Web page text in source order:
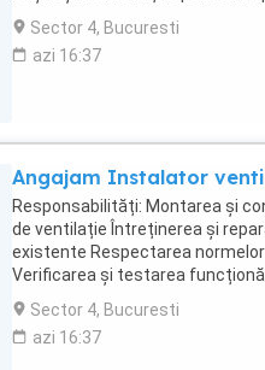
Căutăm: Minimum 8 clase
avantaj Mediu de lucru curat,
Sector 4, Bucuresti
azi 16:37
Angajam Instalator
Responsabilități: Montarea și
de ventilație Întreținerea și
existente Respectarea
Verificarea și testarea
Competențele: Experiență (de
întreținere sisteme de ventilație
detalii; Seriozitate și
Sector 4, Bucuresti
azi 16:37